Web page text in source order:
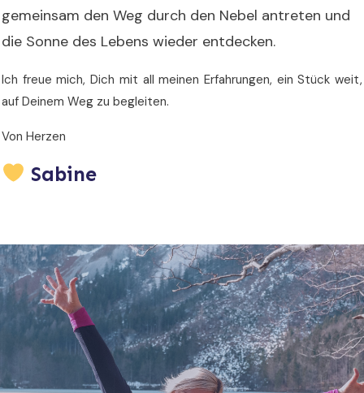
gemeinsam den Weg durch den Nebel antreten und
die Sonne des Lebens wieder entdecken.
Ich freue mich, Dich mit all meinen Erfahrungen, ein Stück weit,
auf Deinem Weg zu begleiten.
Von Herzen
Sabine